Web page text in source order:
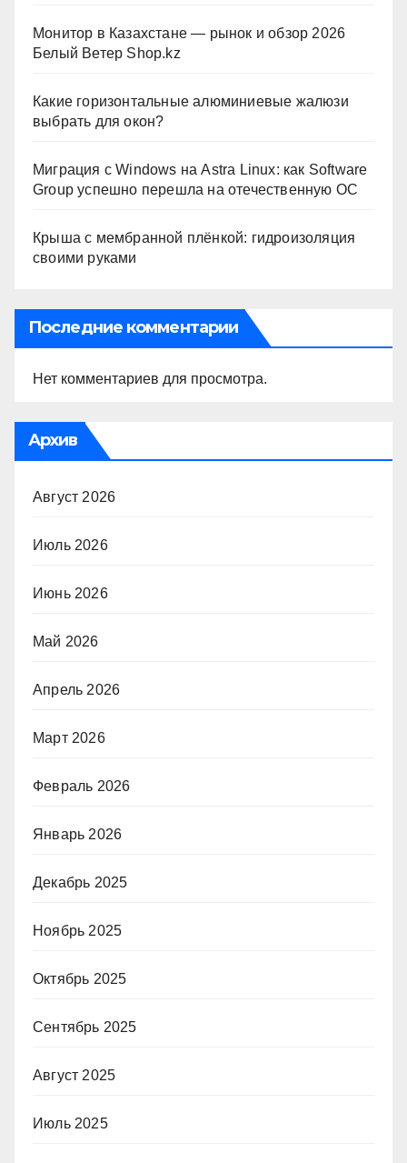
Монитор в Казахстане — рынок и обзор 2026
Белый Ветер Shop.kz
Какие горизонтальные алюминиевые жалюзи
выбрать для окон?
Миграция с Windows на Astra Linux: как Software
Group успешно перешла на отечественную ОС
Крыша с мембранной плёнкой: гидроизоляция
своими руками
Последние комментарии
Нет комментариев для просмотра.
Архив
Август 2026
Июль 2026
Июнь 2026
Май 2026
Апрель 2026
Март 2026
Февраль 2026
Январь 2026
Декабрь 2025
Ноябрь 2025
Октябрь 2025
Сентябрь 2025
Август 2025
Июль 2025